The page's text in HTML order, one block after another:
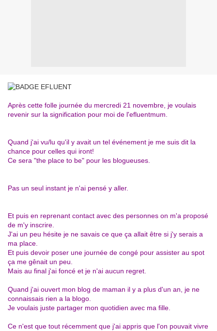
Après cette folle journée du mercredi 21 novembre, je voulais
revenir sur la signification pour moi de l'efluentmum.
Quand j'ai vu/lu qu'il y avait un tel événement je me suis dit la
chance pour celles qui iront!
Ce sera "the place to be" pour les blogueuses.
Pas un seul instant je n'ai pensé y aller.
Et puis en reprenant contact avec des personnes on m'a proposé
de m'y inscrire.
J'ai un peu hésite je ne savais ce que ça allait être si j'y serais a
ma place.
Et puis devoir poser une journée de congé pour assister au spot
ça me gênait un peu.
Mais au final j'ai foncé et je n'ai aucun regret.
Quand j'ai ouvert mon blog de maman il y a plus d'un an, je ne
connaissais rien a la blogo.
Je voulais juste partager mon quotidien avec ma fille.
Ce n'est que tout récemment que j'ai appris que l'on pouvait vivre